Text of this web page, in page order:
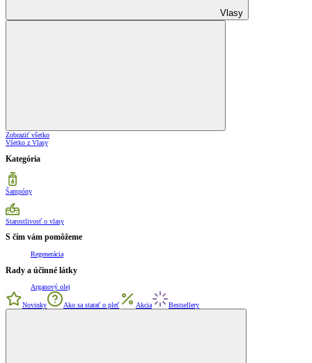
Vlasy
Zobraziť všetko
Všetko z Vlasy
Kategória
Šampóny
Starostlivosť o vlasy
S čím vám pomôžeme
Regenerácia
Rady a účinné látky
Arganový olej
Novinky Ako sa starať o pleť Akcia Bestsellery